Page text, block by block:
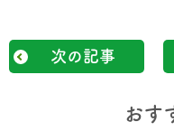
次の記事
おす